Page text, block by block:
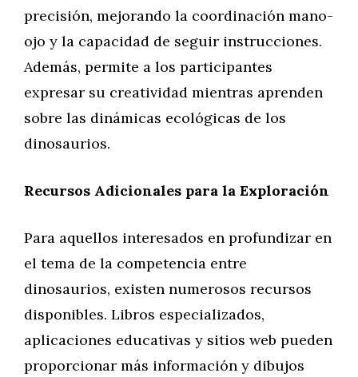
precisión, mejorando la coordinación mano-
ojo y la capacidad de seguir instrucciones.
Además, permite a los participantes
expresar su creatividad mientras aprenden
sobre las dinámicas ecológicas de los
dinosaurios.
Recursos Adicionales para la Exploración
Para aquellos interesados en profundizar en
el tema de la competencia entre
dinosaurios, existen numerosos recursos
disponibles. Libros especializados,
aplicaciones educativas y sitios web pueden
proporcionar más información y dibujos